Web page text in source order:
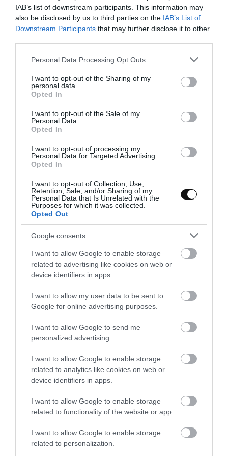
IAB’s list of downstream participants. This information may
also be disclosed by us to third parties on the IAB’s List of
Downstream Participants that may further disclose it to other
Please note that this website/app uses one or more Google
not limited to your visit or usage behaviour. You may click to
grant or deny consent to Google and its third-party tags to
use your data for below specified purposes in below Google
consent section.
Personal Data Processing Opt Outs
I want to opt-out of the Sharing of my
personal data.
Opted In
I want to opt-out of the Sale of my
Personal Data.
Opted In
I want to opt-out of processing my
Personal Data for Targeted Advertising.
Opted In
I want to opt-out of Collection, Use,
Retention, Sale, and/or Sharing of my
Personal Data that Is Unrelated with the
Purposes for which it was collected.
Opted Out
Google consents
I want to allow Google to enable storage
related to advertising like cookies on web or
device identifiers in apps.
I want to allow my user data to be sent to
Google for online advertising purposes.
I want to allow Google to send me
personalized advertising.
I want to allow Google to enable storage
related to analytics like cookies on web or
device identifiers in apps.
I want to allow Google to enable storage
related to functionality of the website or app.
I want to allow Google to enable storage
related to personalization.
Pasamos el hummus griego a un bol, cubrimos
con film y refrigeramos hasta el momento que
lo vayamos a consumir.
Presentamos el pan naan con el hummus
griego.
Laminamos los espárragos crudos con una
mandolina, debemos hacer un corte muy fino.
Disponemos una buena cantidad de hummus
griego sobre el pan naan recién hecho.
Decoramos con las láminas de espárrago,